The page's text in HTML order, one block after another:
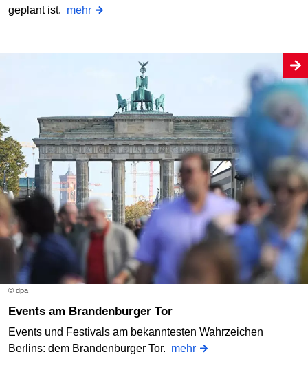
geplant ist. mehr
© dpa
Events am Brandenburger Tor
Events und Festivals am bekanntesten Wahrzeichen
Berlins: dem Brandenburger Tor. mehr